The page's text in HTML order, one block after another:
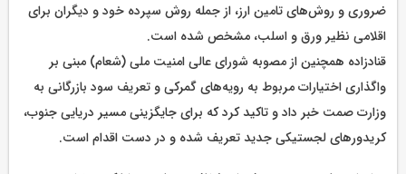
ضروری و روش‌های تامین ارز، از جمله روش سپرده خود و دیگران برای
اقلامی نظیر ورق و اسلب، مشخص شده است.
قنادزاده همچنین از مصوبه شورای عالی امنیت ملی (شعام) مبنی بر
واگذاری اختیارات مربوط به رویه‌های گمرکی و تعریف سود بازرگانی به
وزارت صمت خبر داد و تاکید کرد که برای جایگزینی مسیر دریایی جنوب،
کریدورهای لجستیکی جدید تعریف شده و در دست اقدام است.